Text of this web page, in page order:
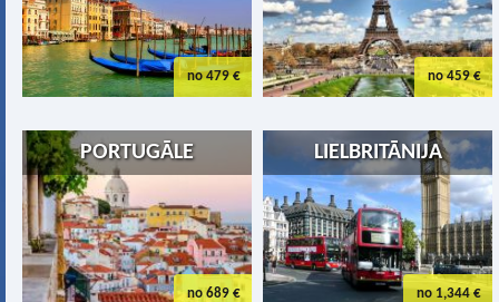
no 479 € no 459 €
no 689 €
PORTUGĀLE
no 1,344 €
LIELBRITĀNIJA